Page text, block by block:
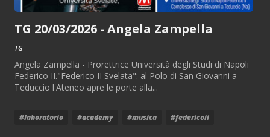
TG 20/03/2026 - Angela Zampella
TG
Angela Zampella - Prorettrice Università degli Studi di Napoli
Federico II."Federico II Svelata": al Polo di San Giovanni a
Teduccio l'Ateneo apre le porte alla...
#laboratorio #academy #musica #federicoii